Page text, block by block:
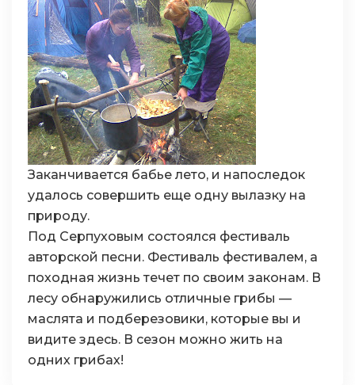
грибы
Заканчивается бабье лето, и напоследок
удалось совершить еще одну вылазку на
природу.
Под Серпуховым состоялся фестиваль
авторской песни. Фестиваль фестивалем, а
походная жизнь течет по своим законам. В
лесу обнаружились отличные грибы —
маслята и подберезовики, которые вы и
видите здесь. В сезон можно жить на
одних грибах!